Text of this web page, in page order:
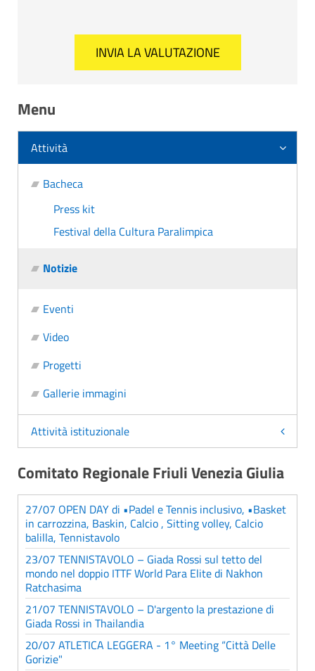
Menu
Attività
Bacheca
Press kit
Festival della Cultura Paralimpica
Notizie
Eventi
Video
Progetti
Gallerie immagini
Attività istituzionale
Comitato Regionale Friuli Venezia Giulia
27/07 OPEN DAY di •Padel e Tennis inclusivo, •Basket
in carrozzina, Baskin, Calcio , Sitting volley, Calcio
balilla, Tennistavolo
23/07 TENNISTAVOLO – Giada Rossi sul tetto del
mondo nel doppio ITTF World Para Elite di Nakhon
Ratchasima
21/07 TENNISTAVOLO – D'argento la prestazione di
Giada Rossi in Thailandia
20/07 ATLETICA LEGGERA - 1° Meeting “Città Delle
Gorizie"